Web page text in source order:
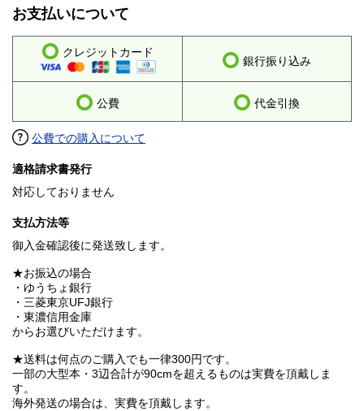
お支払いについて
クレジットカード
銀行振り込み
公費 代金引換
公費での購入について
適格請求書発行
対応しておりません
支払方法等
御入金確認後に発送致します。
★お振込の場合
・ゆうちょ銀行
・三菱東京UFJ銀行
・東濃信用金庫
からお選びいただけます。
★送料は何点のご購入でも一律300円です。
一部の大型本・3辺合計が90cmを超えるものは実費を頂戴しま
す。
海外発送の場合は、実費を頂戴します。